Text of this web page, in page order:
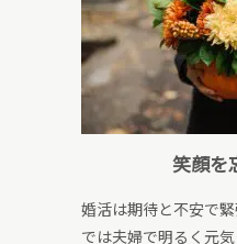
笑顔を
婚活は期待と不安で
では夫婦で明るく元